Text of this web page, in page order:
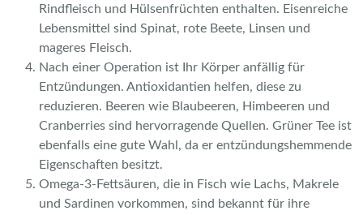
Rindfleisch und Hülsenfrüchten enthalten. Eisenreiche
Lebensmittel sind Spinat, rote Beete, Linsen und
mageres Fleisch.
Nach einer Operation ist Ihr Körper anfällig für
Entzündungen. Antioxidantien helfen, diese zu
reduzieren. Beeren wie Blaubeeren, Himbeeren und
Cranberries sind hervorragende Quellen. Grüner Tee ist
ebenfalls eine gute Wahl, da er entzündungshemmende
Eigenschaften besitzt.
Omega-3-Fettsäuren, die in Fisch wie Lachs, Makrele
und Sardinen vorkommen, sind bekannt für ihre